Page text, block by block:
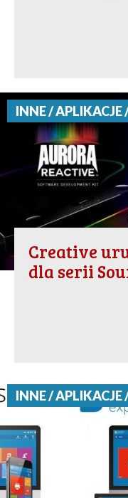
INNE /
Creative
dla serii
INNE /